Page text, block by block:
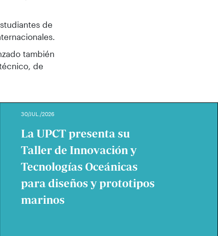
de
también
de
30/JUL./2026
La UPCT presenta su
Taller de Innovación y
Tecnologías Oceánicas
para diseños y prototipos
marinos